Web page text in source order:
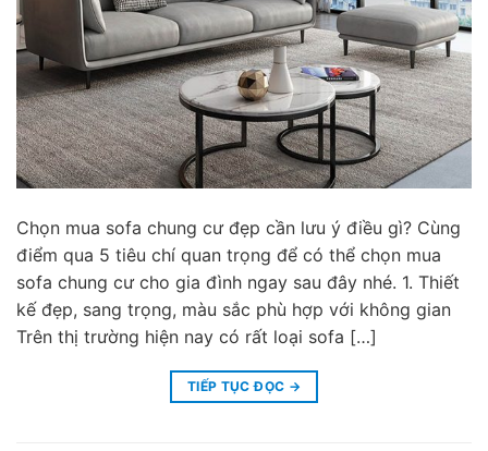
Chọn mua sofa chung cư đẹp cần lưu ý điều gì? Cùng
điểm qua 5 tiêu chí quan trọng để có thể chọn mua
sofa chung cư cho gia đình ngay sau đây nhé. 1. Thiết
kế đẹp, sang trọng, màu sắc phù hợp với không gian
Trên thị trường hiện nay có rất loại sofa […]
TIẾP TỤC ĐỌC →